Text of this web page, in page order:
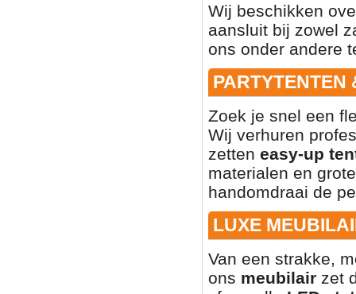
Wij beschikken
aansluit bij zowel
ons onder andere
PARTYTENTEN
Zoek je snel een
Wij verhuren
zetten easy-up
materialen en
handomdraai de
LUXE
Van een strakke,
ons meubilair zet